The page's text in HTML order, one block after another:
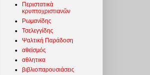
Περιστατικὰ
κρυπτοχριστιανῶν
Ρωμανίδης
Τσελεγγίδης
Ψαλτική Παράδοση
αθεϊσμός
αθλητικα
βιβλιοπαρουσιάσεις